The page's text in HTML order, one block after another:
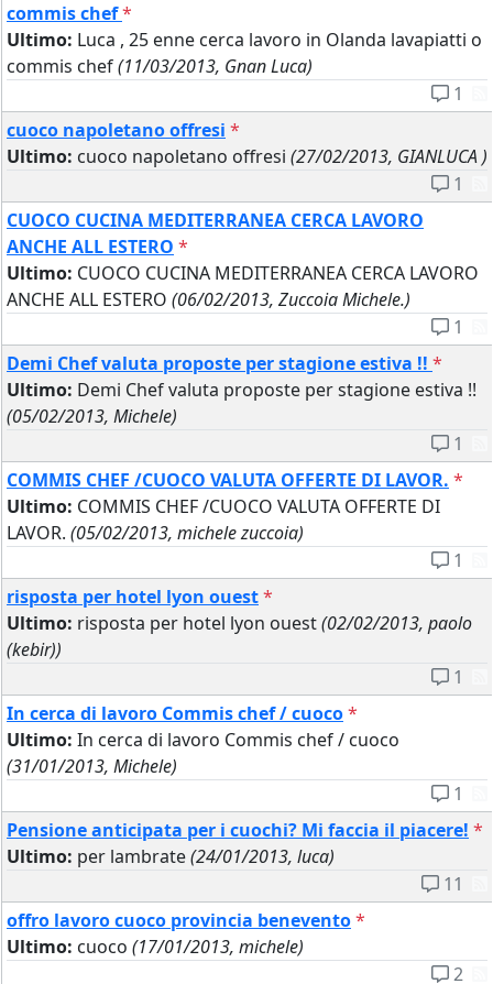
commis chef*
Ultimo: Luca , 25 enne cerca lavoro in Olanda lavapiatti o
commis chef(11/03/2013, Gnan Luca)
1
cuoco napoletano offresi *
Ultimo: cuoco napoletano offresi (27/02/2013, GIANLUCA )
1
CUOCO CUCINA MEDITERRANEA CERCA LAVORO
ANCHE ALL ESTERO *
Ultimo: CUOCO CUCINA MEDITERRANEA CERCA LAVORO
ANCHE ALL ESTERO (06/02/2013, Zuccoia Michele.)
1
Demi Chef valuta proposte per stagione estiva !! *
Ultimo: Demi Chef valuta proposte per stagione estiva !!
(05/02/2013, Michele)
1
COMMIS CHEF /CUOCO VALUTA OFFERTE DI LAVOR. *
Ultimo: COMMIS CHEF /CUOCO VALUTA OFFERTE DI
LAVOR. (05/02/2013, michele zuccoia)
1
risposta per hotel lyon ouest*
Ultimo: risposta per hotel lyon ouest(02/02/2013, paolo
(kebir))
1
In cerca di lavoro Commis chef / cuoco*
Ultimo: In cerca di lavoro Commis chef / cuoco
(31/01/2013, Michele)
1
Pensione anticipata per i cuochi? Mi faccia il piacere! *
Ultimo: per lambrate(24/01/2013, luca)
11
offro lavoro cuoco provincia benevento*
Ultimo: cuoco (17/01/2013, michele)
2